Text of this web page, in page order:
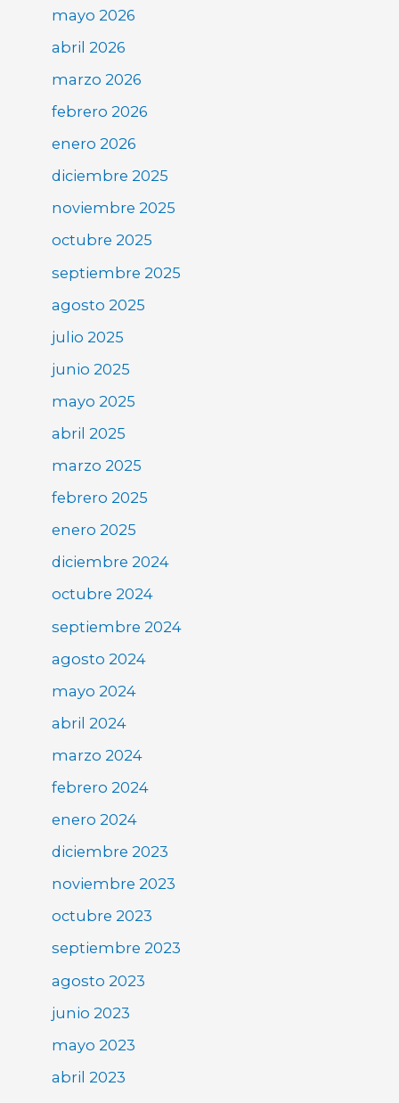
mayo 2026
abril 2026
marzo 2026
febrero 2026
enero 2026
diciembre 2025
noviembre 2025
octubre 2025
septiembre 2025
agosto 2025
julio 2025
junio 2025
mayo 2025
abril 2025
marzo 2025
febrero 2025
enero 2025
diciembre 2024
octubre 2024
septiembre 2024
agosto 2024
mayo 2024
abril 2024
marzo 2024
febrero 2024
enero 2024
diciembre 2023
noviembre 2023
octubre 2023
septiembre 2023
agosto 2023
junio 2023
mayo 2023
abril 2023